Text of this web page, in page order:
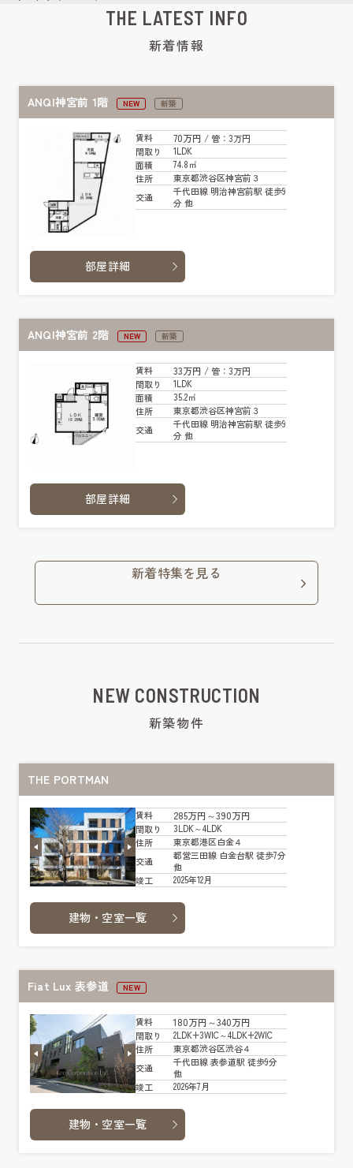
THE LATEST INFO
新着情報
ANQI神宮前 1階 NEW 新築
賃料 70万円 / 管：3万円
間取り
1LDK
面積
74.8㎡
住所
東京都渋谷区神宮前３
交通
千代田線 明治神宮前駅 徒歩9
分 他
部屋詳細
ANQI神宮前 2階 NEW 新築
賃料 33万円 / 管：3万円
間取り
1LDK
面積
35.2㎡
住所
東京都渋谷区神宮前３
交通
千代田線 明治神宮前駅 徒歩9
分 他
部屋詳細
新着特集を見る
NEW CONSTRUCTION
新築物件
THE PORTMAN
賃料 285万円～390万円
間取り
3LDK～4LDK
住所
東京都港区白金４
交通
都営三田線 白金台駅 徒歩7分
他
竣工
2025年12月
建物・空室一覧
Fiat Lux 表参道 NEW
賃料 180万円～340万円
間取り
2LDK+3WIC～4LDK+2WIC
住所
東京都渋谷区渋谷４
交通
千代田線 表参道駅 徒歩9分
他
竣工
2026年7月
建物・空室一覧